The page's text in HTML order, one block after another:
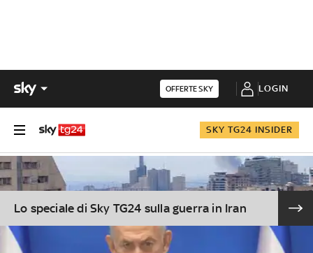
OFFERTE SKY LOGIN
SKY TG24 INSIDER
Lo speciale di Sky TG24 sulla guerra in Iran